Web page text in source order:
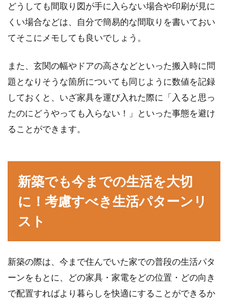
更したいときに考えること
家を新築・改築したり、生活費の節約などを考
ガスのどちら...
アパートで水漏れによる修理費は誰
害に関する相談が多く寄せられています。被害
にあうだけ...
引っ越しなどでガスコンロを買わなければなら
ないことがあります。アパートなどに備品とし
てついてい...
どうしても間取り図が手に入らない場合や印刷が見に
くい場合などは、自分で簡易的な間取りを書いておい
てそこにメモしても良いでしょう。
また、玄関の幅やドアの高さなどといった搬入時に問
題となりそうな箇所についても同じように数値を記録
しておくと、いざ家具を運び入れた際に「入ると思っ
たのにどうやっても入らない！」といった事態を避け
ることができます。
新築でも今までの生活を大切
に！考慮すべき生活パターンリ
スト
新築の際は、今まで住んでいた家での普段の生活パタ
ーンをもとに、どの家具・家電をどの位置・どの向き
で配置すればより暮らしを快適にすることができるか